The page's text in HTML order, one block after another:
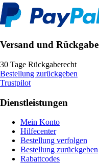
Versand und Rückgabe
30 Tage Rückgaberecht
Bestellung zurückgeben
Trustpilot
Dienstleistungen
Mein Konto
Hilfecenter
Bestellung verfolgen
Bestellung zurückgeben
Rabattcodes